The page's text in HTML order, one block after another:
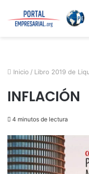
Inicio / Libro 2019 de
INFLACIÓN
4 minutos de lectura